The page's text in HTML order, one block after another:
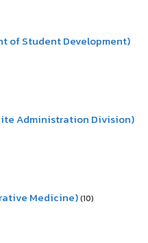
of Student Development)
Administration Division)
Medicine)(10)